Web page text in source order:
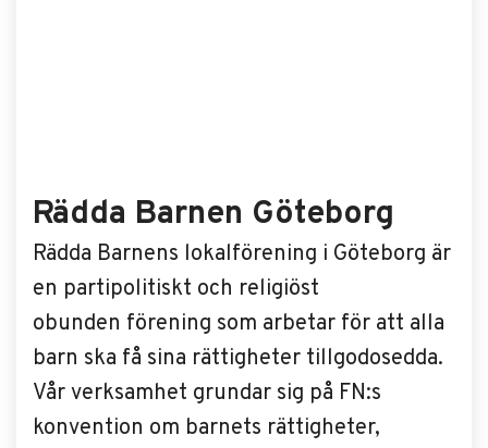
Rädda Barnen Göteborg
Rädda Barnens lokalförening i Göteborg är
en partipolitiskt och religiöst
obunden förening som arbetar för att alla
barn ska få sina rättigheter tillgodosedda.
Vår verksamhet grundar sig på FN:s
konvention om barnets rättigheter,